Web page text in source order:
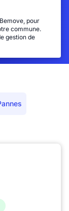
pour
commune.
gestion de